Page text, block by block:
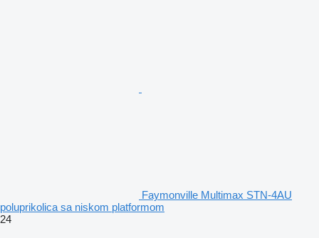
Faymonville Multimax STN-4AU
poluprikolica sa niskom platformom
24